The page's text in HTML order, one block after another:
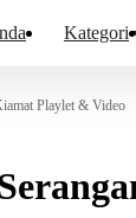
Kategori
Playlet & Video